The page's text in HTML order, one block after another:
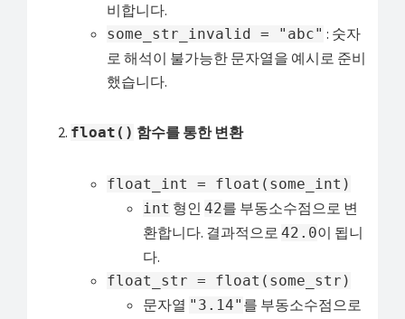
비합니다.
some_str_invalid = "abc" : 숫자
로 해석이 불가능한 문자열을 예시로 준비
했습니다.
float() 함수를 통한 변환
float_int = float(some_int)
int 형인 42를 부동소수점으로 변
환합니다. 결과적으로 42.0이 됩니
다.
float_str = float(some_str)
문자열 "3.14" 를 부동소수점으로